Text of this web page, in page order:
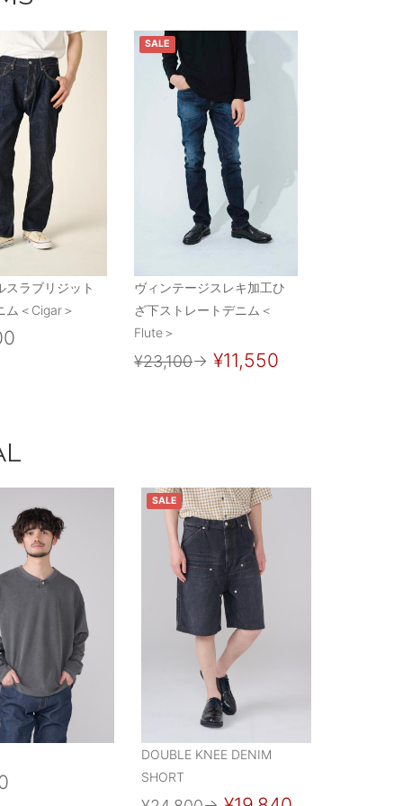
スラブリジット
ム＜Cigar＞
SALE
ヴィンテージスレキ加工ひ
ざ下ストレートデニム＜
Flute＞
¥23,100→ ¥11,550
SALE
DOUBLE KNEE DENIM
SHORT